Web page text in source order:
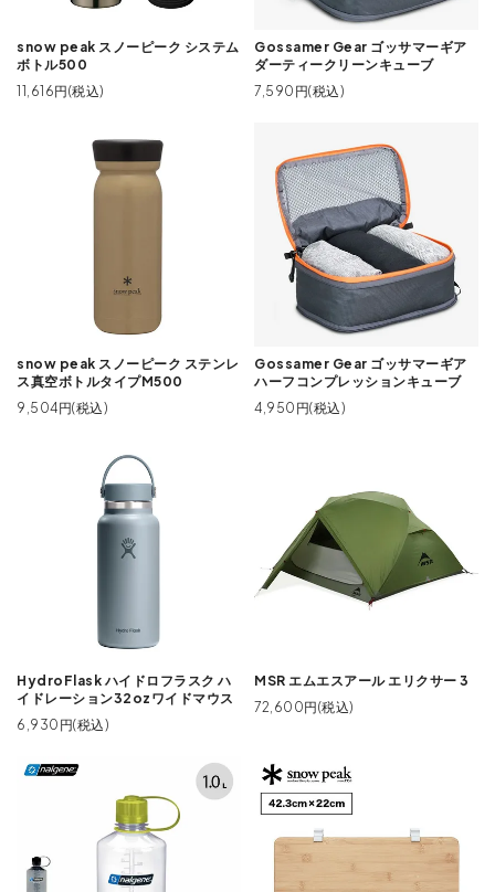
snow peak スノーピーク システム
ボトル500
11,616円(税込)
Gossamer Gear ゴッサマーギア
ダーティークリーンキューブ
7,590円(税込)
snow peak スノーピーク ステンレ
ス真空ボトルタイプM500
9,504円(税込)
Gossamer Gear ゴッサマーギア
ハーフコンプレッションキューブ
4,950円(税込)
HydroFlask ハイドロフラスク ハ
イドレーション32ozワイドマウス
6,930円(税込)
MSR エムエスアール エリクサー 3
72,600円(税込)